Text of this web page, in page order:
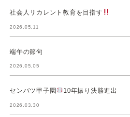
社会人リカレント教育を目指す
2026.05.11
端午の節句
2026.05.05
センバツ甲子園 10年振り決勝進出
2026.03.30